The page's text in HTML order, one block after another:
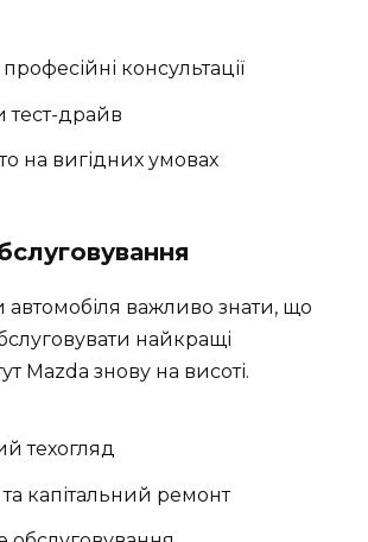
консультації
драйв
на вигідних умовах
автомобіля важливо знати, що
найкращі
Mazda знову на висоті.
техогляд
капітальний ремонт